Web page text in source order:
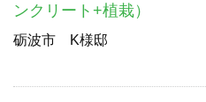
ンクリート+植栽）
砺波市 K様邸